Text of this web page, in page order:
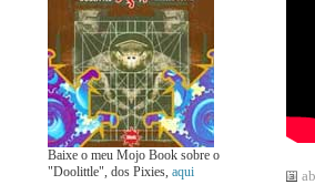
Baixe o meu Mojo Book sobre o
"Doolittle", dos Pixies, aqui